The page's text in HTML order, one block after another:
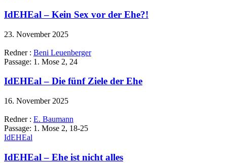
IdEHEal – Kein Sex vor der Ehe?!
23. November 2025
Redner : Beni Leuenberger
Passage: 1. Mose 2, 24
IdEHEal – Die fünf Ziele der Ehe
16. November 2025
Redner : E. Baumann
Passage: 1. Mose 2, 18-25
IdEHEal
IdEHEal – Ehe ist nicht alles